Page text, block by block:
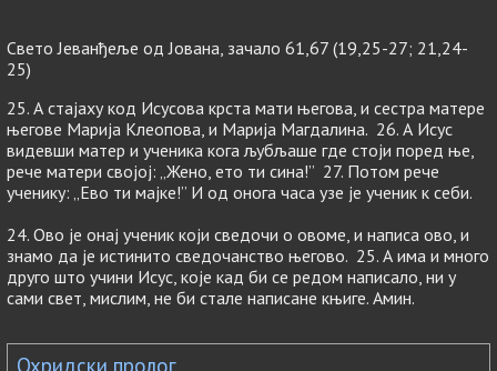
Свето Јеванђеље од Јована, зачало 61,67 (19,25-27; 21,24-
25)
25. А стајаху код Исусова крста мати његова, и сестра матере
његове Марија Клеопова, и Марија Магдалина. 26. А Исус
видевши матер и ученика кога љубљаше где стоји поред ње,
рече матери својој: „Жено, ето ти сина!” 27. Потом рече
ученику: „Ево ти мајке!” И од онога часа узе је ученик к себи.
24. Ово је онај ученик који сведочи о овоме, и написа ово, и
знамо да је истинито сведочанство његово. 25. А има и много
друго што учини Исус, које кад би се редом написало, ни у
сами свет, мислим, не би стале написане књиге. Амин.
Охридски пролог